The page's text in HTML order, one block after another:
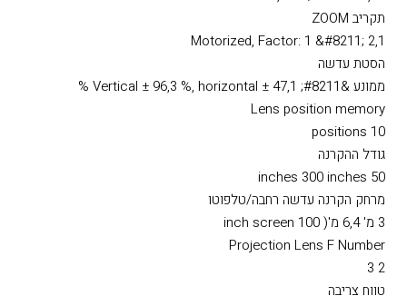
שחזור צבעים
עד 1.07 מיליון צבעים
יחס ההקרנה
1,35 &#8211; 2,84:1
תקריב ZOOM
Motorized, Factor: 1 &#8211; 2,1
הסטת עדשה
ממונע &#8211; Vertical ± 96,3 %, horizontal ± 47,1 %
Lens position memory
10 positions
גודל ההקרנה
50 inches 300 inches
מרחק הקרנה עדשה רחבה/טלפוטו